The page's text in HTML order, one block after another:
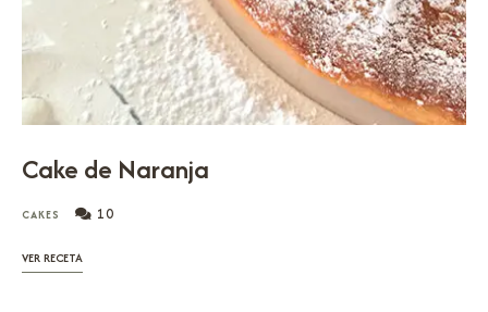
Cake de Naranja
CAKES 10
VER RECETA